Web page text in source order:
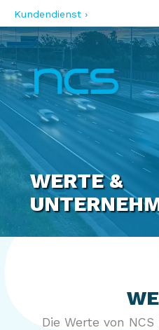
Kundendienst ›
WERTE &
Die Werte von